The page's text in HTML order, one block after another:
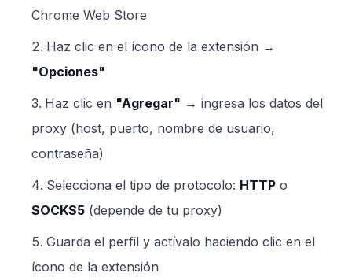
Chrome Web Store
Haz clic en el ícono de la extensión →
"Opciones"
Haz clic en "Agregar" → ingresa los datos del
proxy (host, puerto, nombre de usuario,
contraseña)
Selecciona el tipo de protocolo: HTTP o
SOCKS5 (depende de tu proxy)
Guarda el perfil y actívalo haciendo clic en el
ícono de la extensión